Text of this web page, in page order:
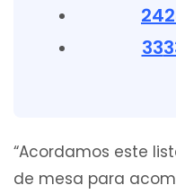
24
33
“Acordamos este
de mesa para